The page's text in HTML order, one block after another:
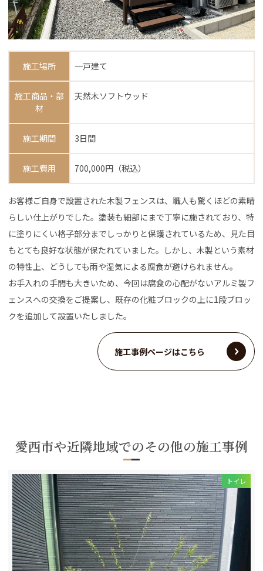
施工場所 一戸建て
施工商品・部
材
天然木ソフトウッド
施工期間 3日間
施工費用 700,000円（税込）
お客様ご自身で設置された木製フェンスは、職人も驚くほどの素晴
らしい仕上がりでした。塗装も細部にまで丁寧に施されており、特
に塗りにくい格子部分までしっかりと保護されているため、見た目
もとても良好な状態が保たれていました。しかし、木製という素材
の特性上、どうしても雨や湿気による腐食が避けられません。
お手入れの手間も大きいため、今回は腐食の心配がないアルミ製フ
ェンスへの交換をご提案し、既存の化粧ブロックの上に1段ブロッ
クを追加して設置いたしました。
施工事例ページはこちら
愛西市や近隣地域でのその他の施工事例
トイレ